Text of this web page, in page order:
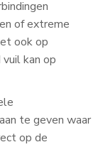
of extreme
ook op
kan op
te geven waar
op de